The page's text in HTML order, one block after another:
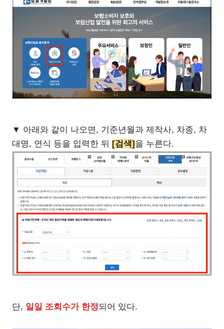
▼ 아래와 같이 나오면, 기준년월과 제작사, 차종, 차
대명, 연식 등을 입력한 뒤 [검색]을 누른다.
단, 일일 조회수가 한정되어 있다.